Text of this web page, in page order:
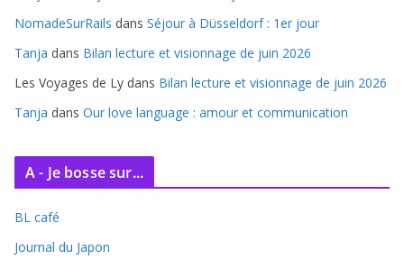
e
s
NomadeSurRails dans Séjour à Düsseldorf : 1er jour
Tanja dans Bilan lecture et visionnage de juin 2026
Les Voyages de Ly dans Bilan lecture et visionnage de juin 2026
Tanja dans Our love language : amour et communication
A - Je bosse sur...
BL café
Journal du Japon